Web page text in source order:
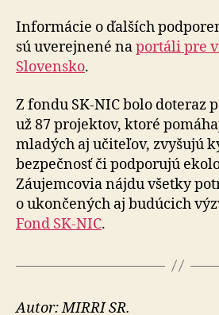
Informácie o ďalších
sú uverejnené naportáli pre
Slovensko.
Z fondu SK-NIC bolo doteraz
už 87 projektov, ktoré
mladých aj učiteľov, zvyšujú
bezpečnosť či podporujú
Záujemcovia nájdu všetky
o ukončených aj budúcich
Fond SK-NIC.
Autor: MIRRI SR.